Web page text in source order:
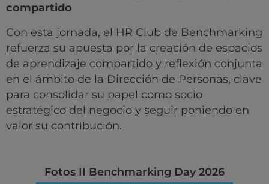
compartido
Con esta jornada, el HR Club de Benchmarking
refuerza su apuesta por la creación de espacios
de aprendizaje compartido y reflexión conjunta
en el ámbito de la Dirección de Personas, clave
para consolidar su papel como socio
estratégico del negocio y seguir poniendo en
valor su contribución.
Fotos II Benchmarking Day 2026